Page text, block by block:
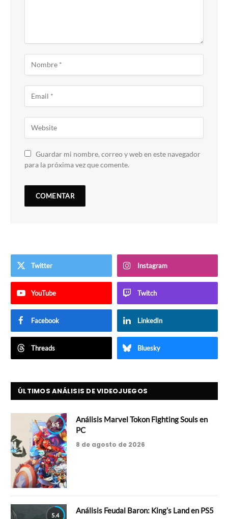
Guardar mi nombre, correo y web en este navegador
para la próxima vez que comente.
Twitter Instagram
YouTube Twitch
Facebook LinkedIn
Threads Bluesky
ÚLTIMOS ANÁLISIS DE VIDEOJUEGOS
6.5
Análisis Marvel Tokon Fighting Souls en
PC
8 de agosto de 2026
5.4
Análisis Feudal Baron: King’s Land en PS5